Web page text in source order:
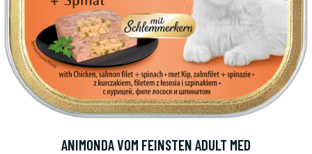
ANIMONDA VOM FEINSTEN ADULT MED